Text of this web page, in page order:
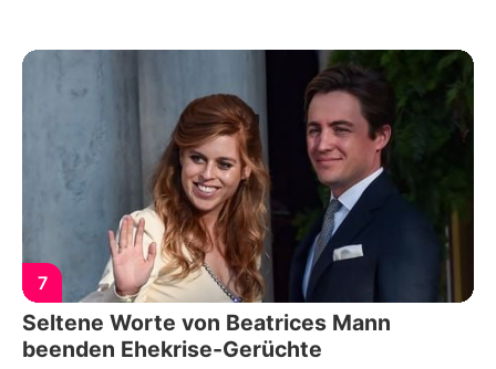
7
Seltene Worte von Beatrices Mann
beenden Ehekrise-Gerüchte